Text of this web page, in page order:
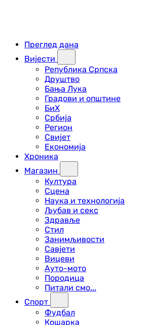
Преглед дана
Вијести
Република Српска
Друштво
Бања Лука
Градови и општине
БиХ
Србија
Регион
Свијет
Економија
Хроника
Магазин
Култура
Сцена
Наука и технологија
Љубав и секс
Здравље
Стил
Занимљивости
Савјети
Вицеви
Ауто-мото
Породица
Питали смо...
Спорт
Фудбал
Кошарка